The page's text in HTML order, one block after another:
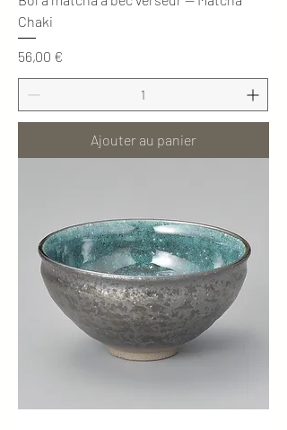
Chaki
Prix
56,00 €
Ajouter au panier